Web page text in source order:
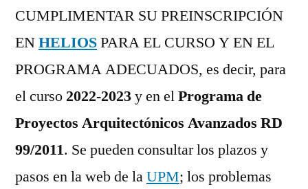
CUMPLIMENTAR SU PREINSCRIPCIÓN
ENHELIOSPARA EL CURSO Y EN EL
PROGRAMA ADECUADOS, es decir, para
el curso 2022-2023y en elPrograma de
Proyectos Arquitectónicos Avanzados RD
99/2011. Se pueden consultar los plazos y
pasos en la web de laUPM; los problemas